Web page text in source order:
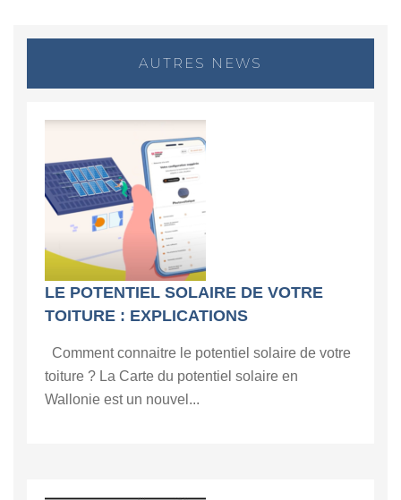
AUTRES NEWS
LE POTENTIEL SOLAIRE DE VOTRE
TOITURE : EXPLICATIONS
Comment connaitre le potentiel solaire de votre
toiture ? La Carte du potentiel solaire en
Wallonie est un nouvel...